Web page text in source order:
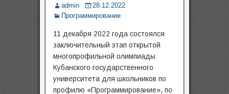
admin
28.12.2022
Программирование
11 декабря 2022 года состоялся
заключительный этап открытой
многопрофильной олимпиады
Кубанского государственного
университета для школьников по
профилю «Программирование», по